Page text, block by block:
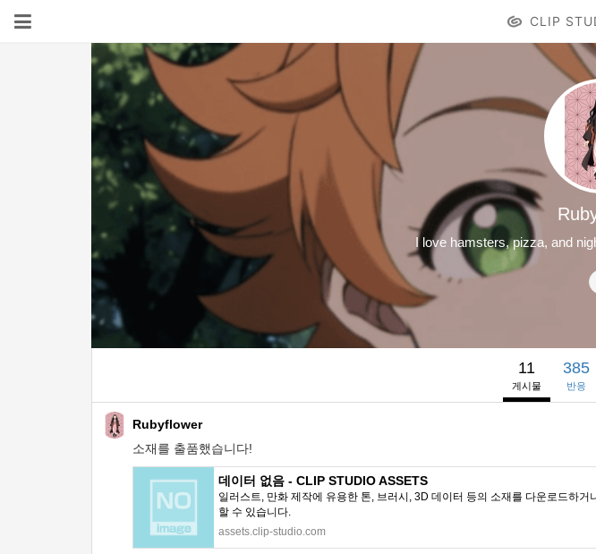
CLIP
I love hamsters, pizza, and
11
게시물
385
반응
Rubyflower
소재를 출품했습니다!
데이터 없음 - CLIP STUDIO ASSETS
일러스트, 만화 제작에 유용한 톤, 브러시, 3D 데이터 등의 소재를 다운로드하
할 수 있습니다.
assets.clip-studio.com